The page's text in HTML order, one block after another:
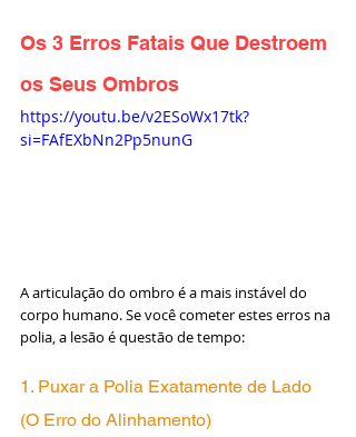
Os 3 Erros Fatais Que Destroem
os Seus Ombros
https://youtu.be/v2ESoWx17tk?
si=FAfEXbNn2Pp5nunG
A articulação do ombro é a mais instável do
corpo humano. Se você cometer estes erros na
polia, a lesão é questão de tempo:
1. Puxar a Polia Exatamente de Lado
(O Erro do Alinhamento)